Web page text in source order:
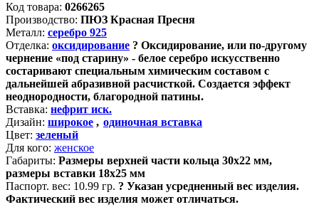
Код товара: 0266265
Производство: ПЮЗ Красная Пресня
Металл: серебро 925
Отделка: оксидирование ? Оксидирование, или по-другому
чернение «под старину» - белое серебро искусственно
состаривают специальным химическим составом с
дальнейшей абразивной расчисткой. Создается эффект
неоднородности, благородной патины.
Вставка: нефрит иск.
Дизайн: широкое , одиночная вставка
Цвет: зеленый
Для кого: женское
Габариты: Размеры верхней части кольца 30х22 мм,
размеры вставки 18х25 мм
Паспорт. вес: 10.99 гр. ? Указан усредненный вес изделия.
Фактический вес изделия может отличаться.